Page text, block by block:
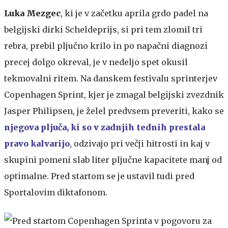
Luka Mezgec, ki je v začetku aprila grdo padel na
belgijski dirki Scheldeprijs, si pri tem zlomil tri
rebra, prebil pljučno krilo in po napačni diagnozi
precej dolgo okreval, je v nedeljo spet okusil
tekmovalni ritem. Na danskem festivalu sprinterjev
Copenhagen Sprint, kjer je zmagal belgijski zvezdnik
Jasper Philipsen, je želel predvsem preveriti, kako se
njegova pljuča, ki so v zadnjih tednih prestala
pravo kalvarijo, odzivajo pri večji hitrosti in kaj v
skupini pomeni slab liter pljučne kapacitete manj od
optimalne. Pred startom se je ustavil tudi pred
Sportalovim diktafonom.